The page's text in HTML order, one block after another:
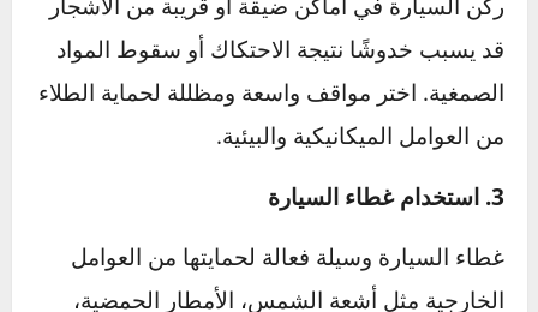
إزالة الأوساخ والغبار المتراكم يحمي الطلاء من
الخدوش الدقيقة الناتجة عن الاحتكاك. استخدم ماءً
فاترًا ومنظفًا خاصًا بالسيارات بدلًا من الصابون
المنزلي الذي قد يزيل طبقة الحماية. تجنب الغسيل
الماء.